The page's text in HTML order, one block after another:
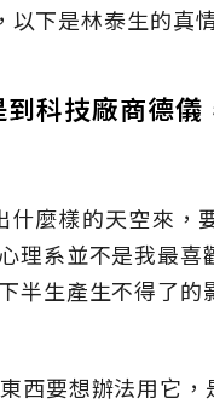
下是林泰生的真
科技廠商德
麼樣的天空來，
理系並不是我最喜
半生產生不得了的
西要想辦法用它